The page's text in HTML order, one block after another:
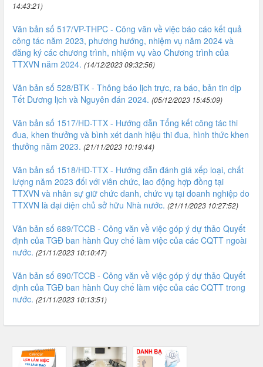
14:43:21)
Văn bản số 517/VP-THPC - Công văn về việc báo cáo kết quả
công tác năm 2023, phương hướng, nhiệm vụ năm 2024 và
đăng ký các chương trình, nhiệm vụ vào Chương trình của
TTXVN năm 2024. (14/12/2023 09:32:56)
Văn bản số 528/BTK - Thông báo lịch trực, ra báo, bản tin dịp
Tết Dương lịch và Nguyên đán 2024. (05/12/2023 15:45:09)
Văn bản số 1517/HD-TTX - Hướng dẫn Tổng kết công tác thi
đua, khen thưởng và bình xét danh hiệu thi đua, hình thức khen
thưởng năm 2023. (21/11/2023 10:19:44)
Văn bản số 1518/HD-TTX - Hướng dẫn đánh giá xếp loại, chất
lượng năm 2023 đối với viên chức, lao động hợp đồng tại
TTXVN và nhân sự giữ chức danh, chức vụ tại doanh nghiệp do
TTXVN là đại diện chủ sở hữu Nhà nước. (21/11/2023 10:27:52)
Văn bản số 689/TCCB - Công văn về việc góp ý dự thảo Quyết
định của TGĐ ban hành Quy chế làm việc của các CQTT ngoài
nước. (21/11/2023 10:10:47)
Văn bản số 690/TCCB - Công văn về việc góp ý dự thảo Quyết
định của TGĐ ban hành Quy chế làm việc của các CQTT trong
nước. (21/11/2023 10:13:51)